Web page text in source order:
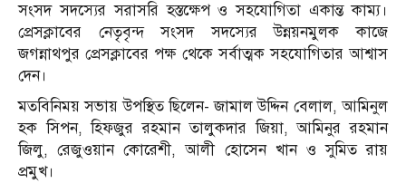
সংসদ সদস্যের সরাসরি হস্তক্ষেপ ও সহযোগিতা একান্ত কাম্য।
প্রেসক্লাবের নেতৃবৃন্দ সংসদ সদস্যের উন্নয়নমুলক কাজে
জগন্নাথপুর প্রেসক্লাবের পক্ষ থেকে সর্বাত্মক সহযোগিতার আশ্বাস
দেন।
মতবিনিময় সভায় উপস্থিত ছিলেন- জামাল উদ্দিন বেলাল, আমিনুল
হক সিপন, হিফজুর রহমান তালুকদার জিয়া, আমিনুর রহমান
জিলু, রেজুওয়ান কোরেশী, আলী হোসেন খান ও সুমিত রায়
প্রমুখ।